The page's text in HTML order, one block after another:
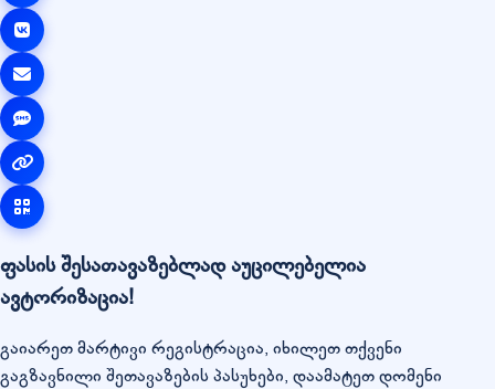
ფასის შესათავაზებლად აუცილებელია
ავტორიზაცია!
გაიარეთ მარტივი რეგისტრაცია, იხილეთ თქვენი
გაგზავნილი შეთავაზების პასუხები, დაამატეთ დომენი